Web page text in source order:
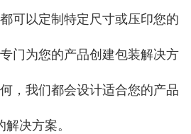
可以定制特定尺寸或压印您的
门为您的产品创建包装解决方
，我们都会设计适合您的产品
解决方案。